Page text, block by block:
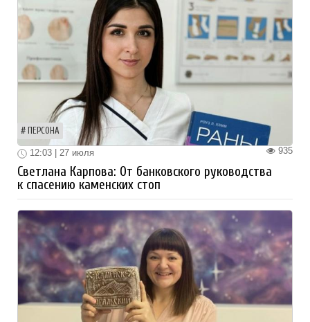
ПЕРСОНА
935
12:03 | 27 июля
Светлана Карпова: От банковского руководства
к спасению каменских стоп